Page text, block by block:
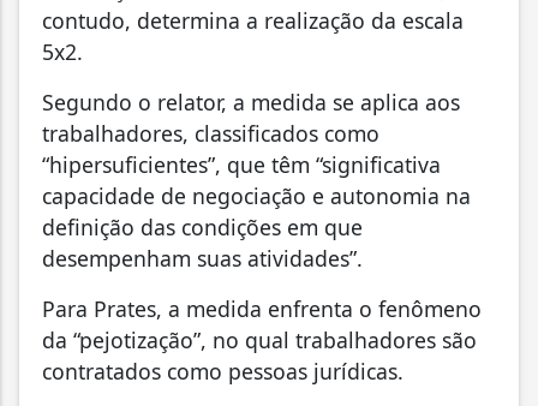
contudo, determina a realização da escala
5x2.
Segundo o relator, a medida se aplica aos
trabalhadores, classificados como
“hipersuficientes”, que têm “significativa
capacidade de negociação e autonomia na
definição das condições em que
desempenham suas atividades”.
Para Prates, a medida enfrenta o fenômeno
da “pejotização”, no qual trabalhadores são
contratados como pessoas jurídicas.